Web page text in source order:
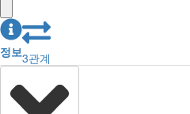
정보3관계